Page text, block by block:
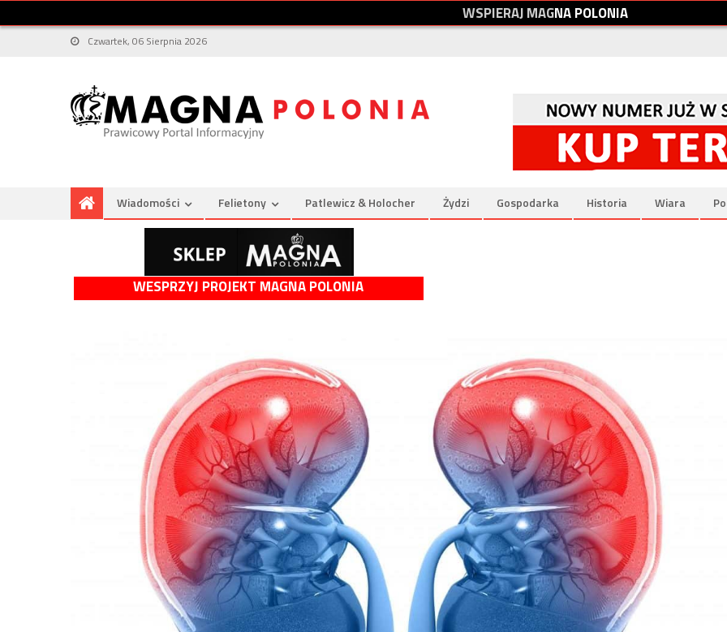
WSPIERAJMAGNAPOLONIA
Czwartek, 06 Sierpnia 2026
Wiadomości Felietony Patlewicz & Holocher Żydzi Gospodarka Historia Wiara
WESPRZYJ PROJEKT MAGNA POLONIA